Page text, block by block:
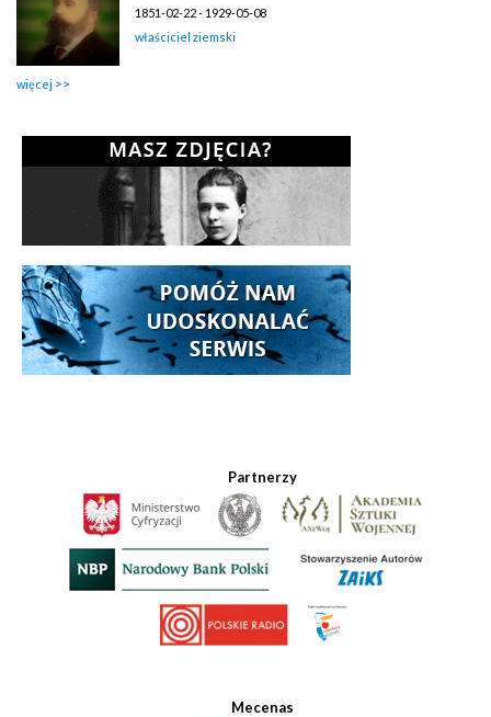
1851-02-22 - 1929-05-08
właściciel ziemski
więcej
Partnerzy
Mecenas